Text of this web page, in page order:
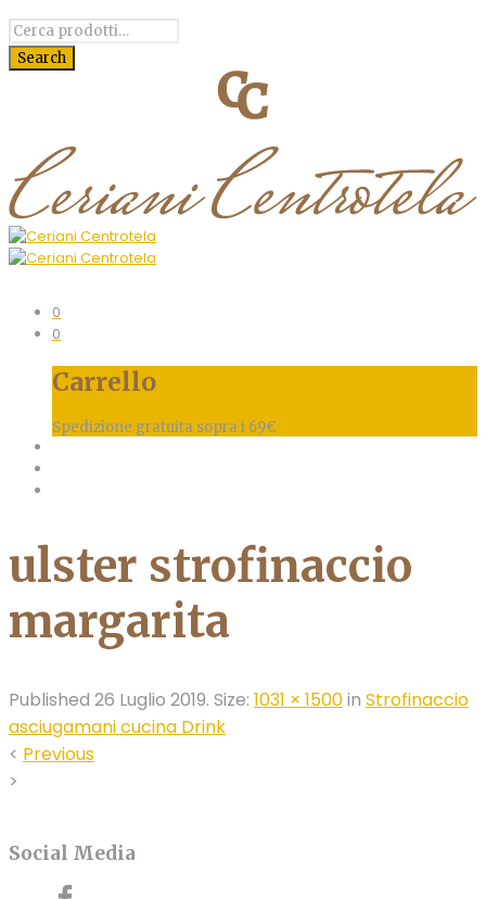
0
0
Carrello
Spedizione gratuita sopra i 69€
ulster strofinaccio
margarita
Published 26 Luglio 2019. Size: 1031 × 1500in Strofinaccio
asciugamani cucina Drink
< Previous
>
Social Media